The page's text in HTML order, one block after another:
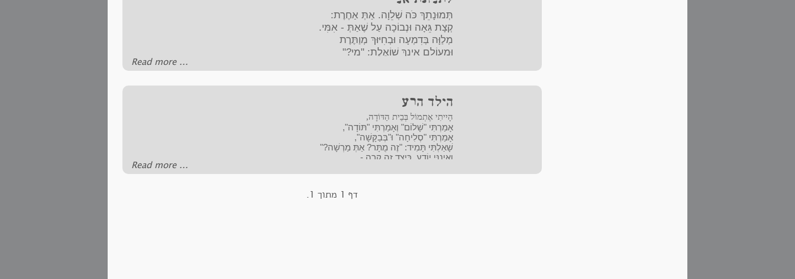
תְּמוּנָתֵךְ כֹּה שְׁלֵוָה. אַתְּ אַחֶרֶת:
קְצָת גֵּאָה וּנְבוֹכָה עַל שֶׁאַתְּ - אִמִּי.
מְלַוָּה בְּדִמְעָה וּבְחִיּוּךְ מְוַתֶּרֶת
וּמֵעוֹלָם אֵינֵךְ שׁוֹאֶלֶת: "מִי?"
‪Read more ...‬
הילד הרע
הָיִיתִי אֶתְמוֹל בְּבֵית הַדּוֹדָה,
אָמַרְתִּי "שָׁלוֹם" וְאָמַרְתִּי "תּוֹדָה",
אָמַרְתִּי "סְלִיחָה" וּ"בְּבַקָּשָׁה",
שָׁאַלְתִּי תָּמִיד: "זֶה מֻתָּר? אַתְּ מַרְשָׁה?"
וְאֵינֶנִּי יוֹדֵעַ, כֵּיצַד זֶה קָרָה -
וְאָמַרְתִּי: "אַתְּ טִפְּשָׁה!"
‪Read more ...‬
דף 1 מתוך 1.